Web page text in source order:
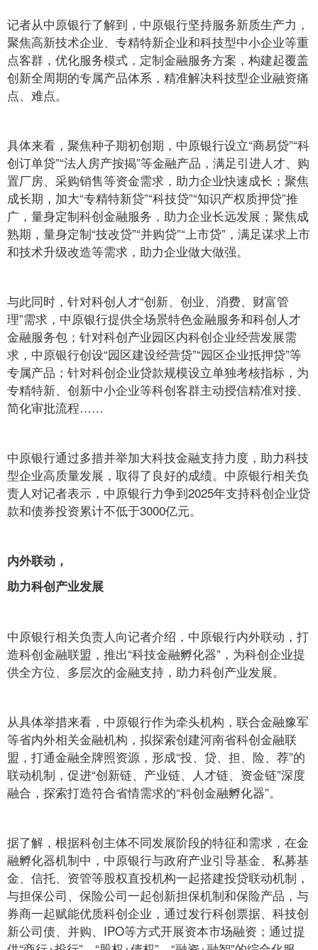
记者从中原银行了解到，中原银行坚持服务新质生产力，
聚焦高新技术企业、专精特新企业和科技型中小企业等重
点客群，优化服务模式，定制金融服务方案，构建起覆盖
创新全周期的专属产品体系，精准解决科技型企业融资痛
点、难点。
具体来看，聚焦种子期初创期，中原银行设立“商易贷”“科
创订单贷”“法人房产按揭”等金融产品，满足引进人才、购
置厂房、采购销售等资金需求，助力企业快速成长；聚焦
成长期，加大“专精特新贷”“科技贷”“知识产权质押贷”推
广，量身定制科创金融服务，助力企业长远发展；聚焦成
熟期，量身定制“技改贷”“并购贷”“上市贷”，满足谋求上市
和技术升级改造等需求，助力企业做大做强。
与此同时，针对科创人才“创新、创业、消费、财富管
理”需求，中原银行提供全场景特色金融服务和科创人才
金融服务包；针对科创产业园区内科创企业经营发展需
求，中原银行创设“园区建设经营贷”“园区企业抵押贷”等
专属产品；针对科创企业贷款规模设立单独考核指标，为
专精特新、创新中小企业等科创客群主动授信精准对接、
简化审批流程……
中原银行通过多措并举加大科技金融支持力度，助力科技
型企业高质量发展，取得了良好的成绩。中原银行相关负
责人对记者表示，中原银行力争到2025年支持科创企业贷
款和债券投资累计不低于3000亿元。
内外联动，
助力科创产业发展
中原银行相关负责人向记者介绍，中原银行内外联动，打
造科创金融联盟，推出“科技金融孵化器”，为科创企业提
供全方位、多层次的金融支持，助力科创产业发展。
从具体举措来看，中原银行作为牵头机构，联合金融豫军
等省内外相关金融机构，拟探索创建河南省科创金融联
盟，打通金融全牌照资源，形成“投、贷、担、险、荐”的
联动机制，促进“创新链、产业链、人才链、资金链”深度
融合，探索打造符合省情需求的“科创金融孵化器”。
据了解，根据科创主体不同发展阶段的特征和需求，在金
融孵化器机制中，中原银行与政府产业引导基金、私募基
金、信托、资管等股权直投机构一起搭建投贷联动机制，
与担保公司、保险公司一起创新担保机制和保险产品，与
券商一起赋能优质科创企业，通过发行科创票据、科技创
新公司债、并购、IPO等方式开展资本市场融资；通过提